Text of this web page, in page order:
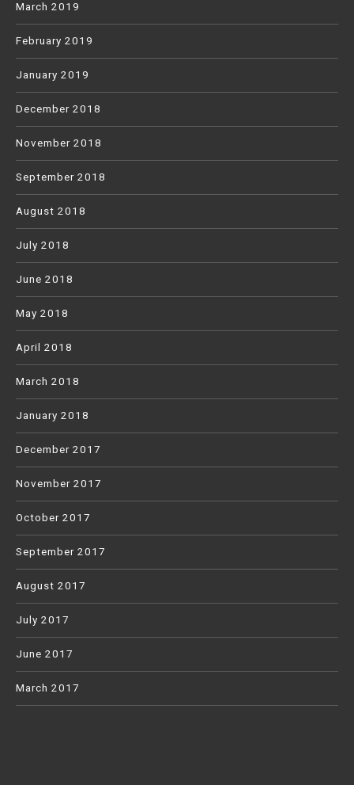
March 2019
February 2019
January 2019
December 2018
November 2018
September 2018
August 2018
July 2018
June 2018
May 2018
April 2018
March 2018
January 2018
December 2017
November 2017
October 2017
September 2017
August 2017
July 2017
June 2017
March 2017